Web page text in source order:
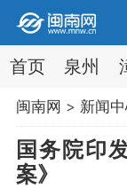
首页 泉州
闽南网 > 新闻
国务院印
案》